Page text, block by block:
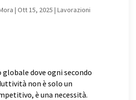
| Ott 15, 2025 | Lavorazioni
globale dove ogni secondo
non è solo un
è una necessità.